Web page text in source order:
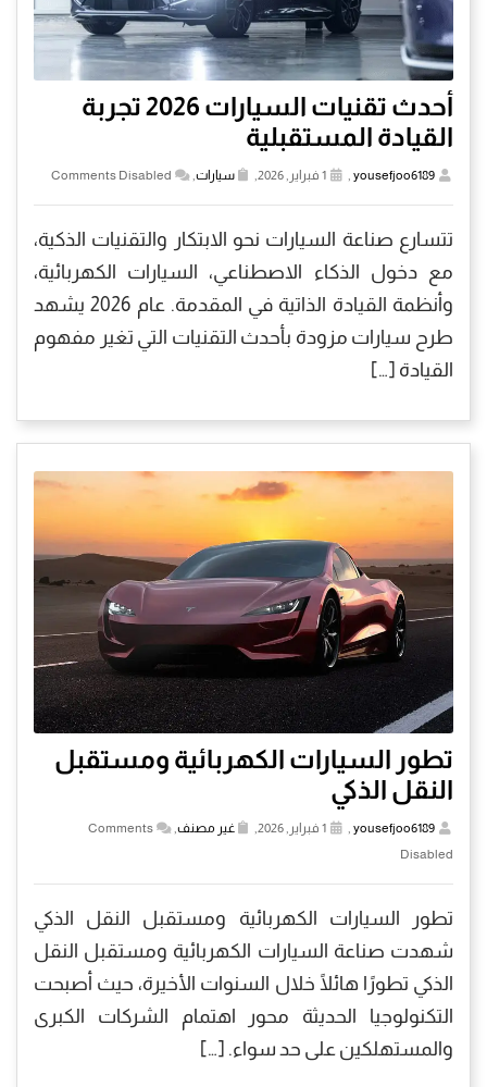
أحدث تقنيات السيارات 2026 تجربة
القيادة المستقبلية
yousefjoo6189 سيارات Comments Disabled
تتسارع صناعة السيارات نحو الابتكار والتقنيات الذكية،
مع دخول الذكاء الاصطناعي، السيارات الكهربائية،
وأنظمة القيادة الذاتية في المقدمة. عام 2026 يشهد
طرح سيارات مزودة بأحدث التقنيات التي تغير مفهوم
القيادة […]
تطور السيارات الكهربائية ومستقبل
النقل الذكي
yousefjoo6189
, غير مصنف,
Comments
Disabled
تطور السيارات الكهربائية ومستقبل النقل الذكي
شهدت صناعة السيارات الكهربائية ومستقبل النقل
الذكي تطورًا هائلًا خلال السنوات الأخيرة، حيث أصبحت
التكنولوجيا الحديثة محور اهتمام الشركات الكبرى
والمستهلكين على حد سواء. […]